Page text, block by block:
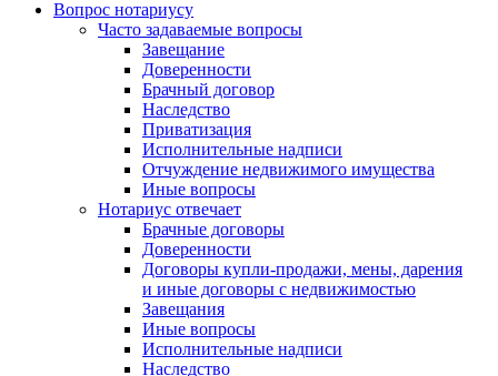
Вопрос нотариусу
Часто задаваемые вопросы
Завещание
Доверенности
Брачный договор
Наследство
Приватизация
Исполнительные надписи
Отчуждение недвижимого имущества
Иные вопросы
Нотариус отвечает
Брачные договоры
Доверенности
Договоры купли-продажи, мены, дарения
и иные договоры с недвижимостью
Завещания
Иные вопросы
Исполнительные надписи
Наследство